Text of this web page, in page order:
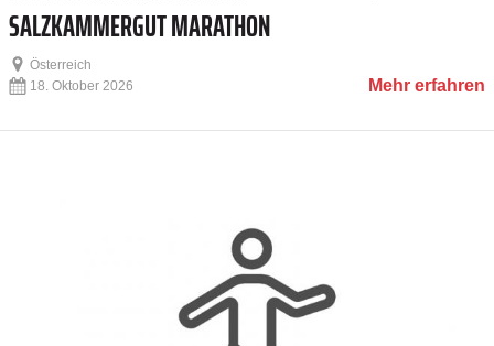
SALZKAMMERGUT MARATHON
Österreich
Mehr erfahren
18. Oktober 2026